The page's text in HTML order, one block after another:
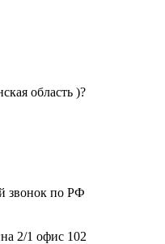
область )?
звонок по РФ
2/1 офис 102